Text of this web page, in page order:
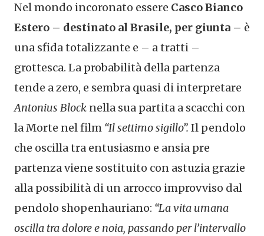
Nel mondo incoronato essere Casco Bianco
Estero – destinato al Brasile, per giunta – è
una sfida totalizzante e – a tratti –
grottesca. La probabilità della partenza
tende a zero, e sembra quasi di interpretare
Antonius Block nella sua partita a scacchi con
la Morte nel film “Il settimo sigillo”. Il pendolo
che oscilla tra entusiasmo e ansia pre
partenza viene sostituito con astuzia grazie
alla possibilità di un arrocco improvviso dal
pendolo shopenhauriano: “La vita umana
oscilla tra dolore e noia, passando per l’intervallo